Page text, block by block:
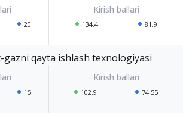
20 134.4 81.9
qayta ishlash texnologiyasi
15 102.9 74.55